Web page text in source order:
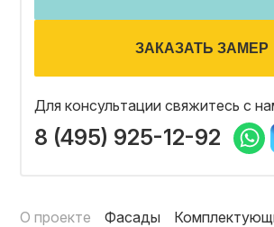
ЗАКАЗАТЬ ЗАМЕР
Для консультации свяжитесь с
8 (495) 925-12-92
О проекте Фасады
СОТРУДНИЧЕСТВО
НОВОСТИ